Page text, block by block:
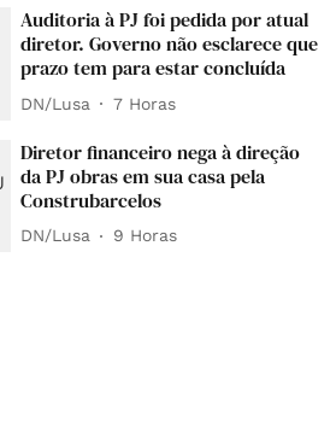
Auditoria à PJ foi pedida por atual
diretor. Governo não esclarece que
prazo tem para estar concluída
DN/Lusa 7 Horas
Diretor financeiro nega à direção
da PJ obras em sua casa pela
Construbarcelos
DN/Lusa 9 Horas